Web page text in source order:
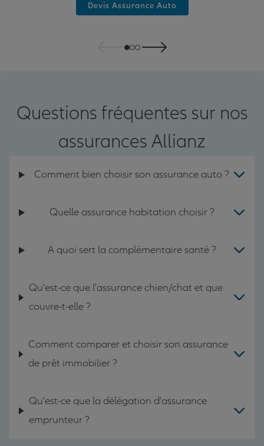
Devis Assurance Auto
Questions fréquentes sur nos
assurances Allianz
Comment bien choisir son assurance auto ?
Quelle assurance habitation choisir ?
A quoi sert la complémentaire santé ?
Qu'est-ce que l'assurance chien/chat et que
couvre-t-elle ?
Comment comparer et choisir son assurance
de prêt immobilier ?
Qu'est-ce que la délégation d'assurance
emprunteur ?